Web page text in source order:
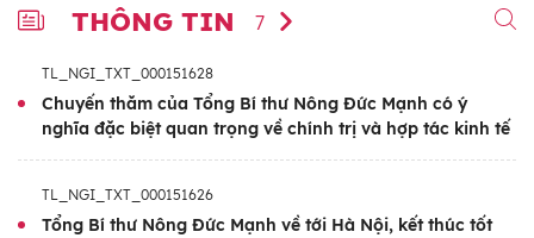
THÔNG TIN 7
TL_NGI_TXT_000151628
Chuyến thăm của Tổng Bí thư Nông Đức Mạnh có ý
nghĩa đặc biệt quan trọng về chính trị và hợp tác kinh tế
TL_NGI_TXT_000151626
Tổng Bí thư Nông Đức Mạnh về tới Hà Nội, kết thúc tốt